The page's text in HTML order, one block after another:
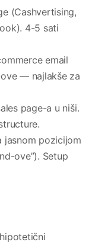
(Cashvertising,
4-5 sati
email
— najlakše za
page-a u niši.
jasnom pozicijom
ove”). Setup